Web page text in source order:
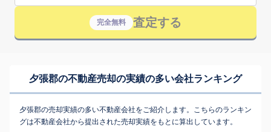
完全無料 査定する
夕張郡の不動産売却の実績の多い会社ランキング
夕張郡の売却実績の多い不動産会社をご紹介します。こちらのランキン
グは不動産会社から提出された売却実績をもとに算出しています。